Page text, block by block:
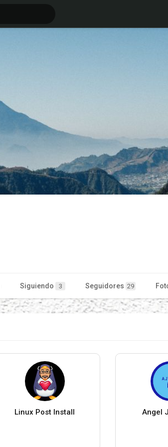
Siguiendo 3 Seguidores 29
Linux Post Install Angel